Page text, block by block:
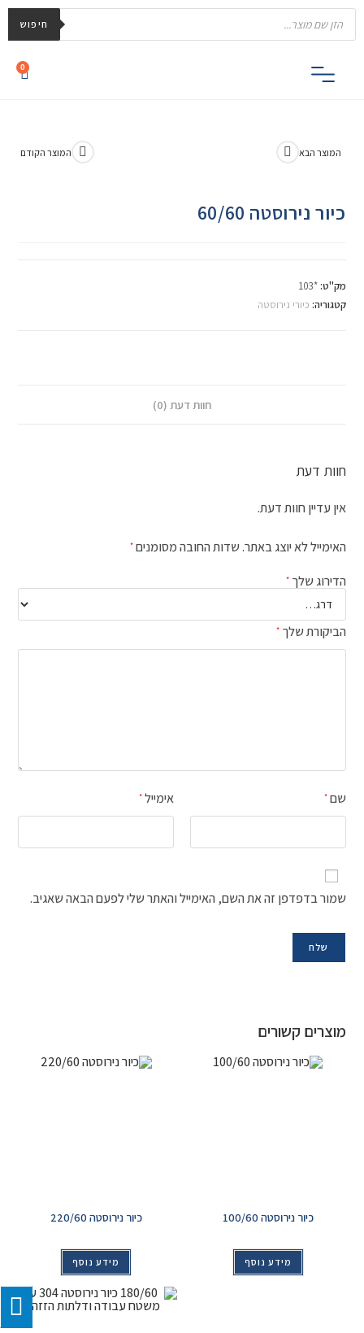
חיפוש
0
המוצר הקודם המוצר הבא
כיור נירוסטה 60/60
מק"ט:*103
קטגוריה: כיורי נירוסטה
חוות דעת (0)
חוות דעת
אין עדיין חוות דעת.
האימייל לא יוצג באתר.שדות החובה מסומנים*
הדירוג שלך*
הביקורת שלך*
שם* אימייל *
שמור בדפדפן זה את השם, האימייל והאתר שלי לפעם הבאה שאגיב.
מוצרים קשורים
כיור נירוסטה 220/60
מידע נוסף
כיור נירוסטה 100/60
מידע נוסף